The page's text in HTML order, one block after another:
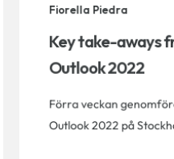
Fiorella Piedra
Key take-aways
Outlook 2022
Förra veckan
Outlook 2022 på